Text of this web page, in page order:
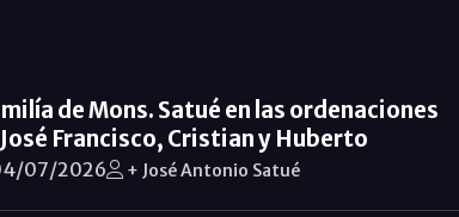
de Mons. Satué en las ordenaciones
Francisco, Cristian y Huberto
07/2026 + José Antonio Satué